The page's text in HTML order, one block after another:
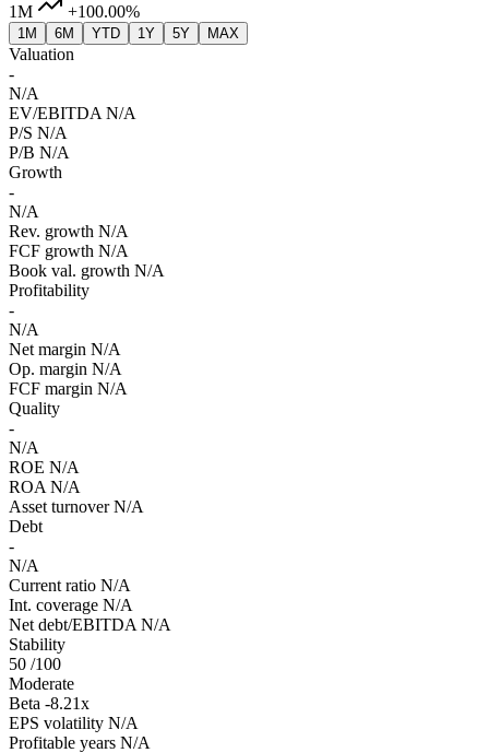
1M
+100.00%
1M 6M YTD 1Y 5Y MAX
Valuation
-
N/A
EV/EBITDA N/A
P/S N/A
P/B N/A
Growth
-
N/A
Rev. growth N/A
FCF growth N/A
Book val. growth N/A
Profitability
-
N/A
Net margin N/A
Op. margin N/A
FCF margin N/A
Quality
-
N/A
ROE N/A
ROA N/A
Asset turnover N/A
Debt
-
N/A
Current ratio N/A
Int. coverage N/A
Net debt/EBITDA N/A
Stability
50 /100
Moderate
Beta -8.21x
EPS volatility N/A
Profitable years N/A